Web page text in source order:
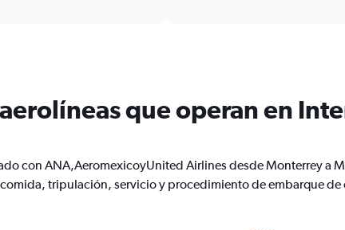
Y
axis
Number
of
flights.
que operan en
con ANA,AeromexicoyUnited Airlines desde Monterrey a
tripulación, servicio y procedimiento de embarque de